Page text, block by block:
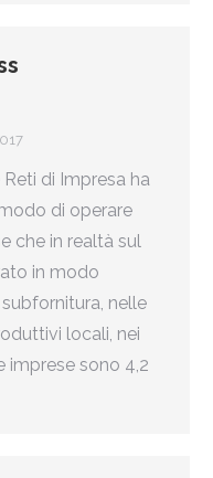
di Impresa ha
di operare
che in realtà sul
in modo
nelle
locali, nei
imprese sono 4,2